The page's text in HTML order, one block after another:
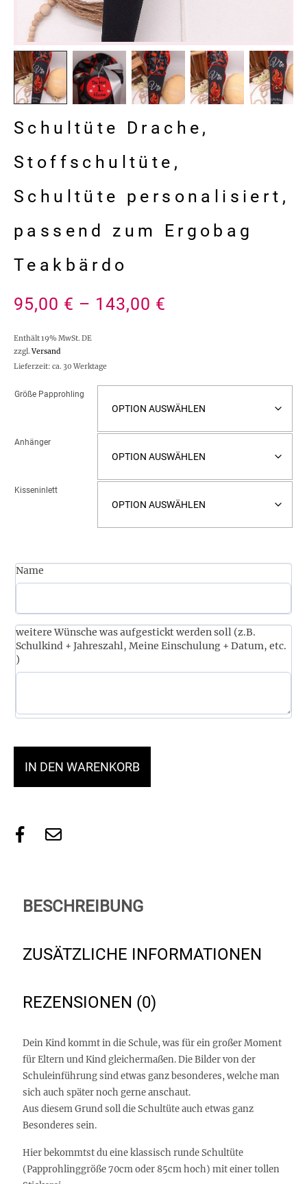
Schultüte Drache,
Stoffschultüte,
Schultüte personalisiert,
passend zum Ergobag
Teakbärdo
95,00 € – 143,00 €
Enthält 19% MwSt. DE
zzgl.Versand
Lieferzeit: ca. 30 Werktage
Größe Papprohling
Anhänger
Kisseninlett
Name
weitere Wünsche was aufgestickt werden soll (z.B.
Schulkind + Jahreszahl, Meine Einschulung + Datum, etc.
)
IN DEN WARENKORB
BESCHREIBUNG
ZUSÄTZLICHE INFORMATIONEN
REZENSIONEN (0)
Dein Kind kommt in die Schule, was für ein großer Moment
für Eltern und Kind gleichermaßen. Die Bilder von der
Schuleinführung sind etwas ganz besonderes, welche man
sich auch später noch gerne anschaut.
Aus diesem Grund soll die Schultüte auch etwas ganz
Besonderes sein.
Hier bekommtst du eine klassisch runde Schultüte
(Papprohlinggröße 70cm oder 85cm hoch) mit einer tollen